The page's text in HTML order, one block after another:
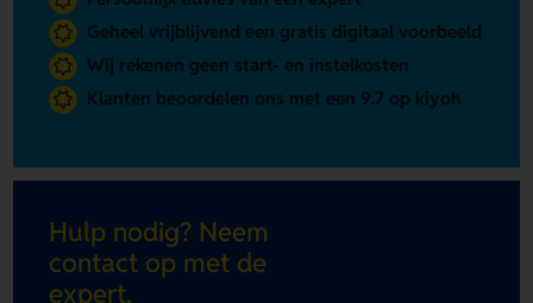
Geheel vrijblijvend een gratis digitaal voorbeeld
Wij rekenen geen start- en instelkosten
Klanten beoordelen ons met een 9.7 op kiyoh
Hulp nodig? Neem
contact op met de
expert.